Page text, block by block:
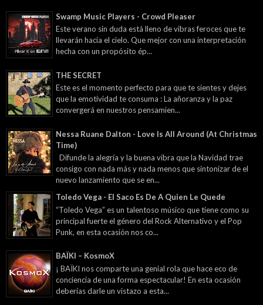
Swamp Music Players - Crowd Pleaser
Este verano sin duda está lleno de vibras feroces que te
llevarán hacia el cielo. Que mejor con una interpretación
hecha con un propósito ép...
THE SECRET
Este es el momento perfecto para que te sientes y dejes
que la emotividad te consuma : La añoranza y la paz
convergerá en nuestros pensamien...
Nessa Ruane Dalton - Love Is All Around (At Christmas
Time)
Difunde la alegría y la buena vibra que la Navidad trae
consigo con nada más y nada menos que sintonizar de el
nuevo lanzamiento que se en...
Toledo Vega - El Saco Es De A Quien Le Quede
“Toledo Vega” es un talentoso músico que tiene como su
principal fuerte el género del Rock Alternativo y el Pop
Punk, en esta ocasión nos co...
BAÏKI – KosmoX
¡ BAÏKI nos comparte una genial rola que hace eco de
conciencia de una forma espectacular! En esta ocasión
deberías darle un vistazo a esta...